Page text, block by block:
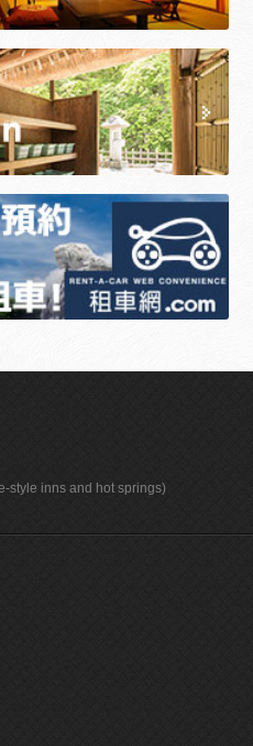
style inns and hot springs)